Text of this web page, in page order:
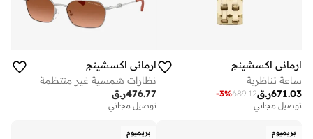
ارماني اكسشينج
ساعة تناظرية
ر.ق671.03
689.12
-3%
توصيل مجاني
ارماني اكسشينج
نظارات شمسية غير منتظمة
ر.ق476.77
توصيل مجاني
بريميوم بريميوم